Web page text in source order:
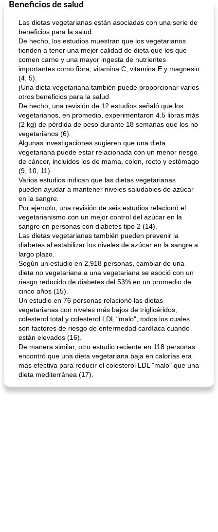
Sopas, Guisos Y Chili
sopa de lentejas negras del chef john
Beneficios de salud
Las dietas vegetarianas están asociadas con una serie de
beneficios para la salud.
De hecho, los estudios muestran que los vegetarianos
tienden a tener una mejor calidad de dieta que los que
comen carne y una mayor ingesta de nutrientes
importantes como fibra, vitamina C, vitamina E y magnesio
(4, 5).
¡Una dieta vegetariana también puede proporcionar varios
otros beneficios para la salud
De hecho, una revisión de 12 estudios señaló que los
vegetarianos, en promedio, experimentaron 4.5 libras más
(2 kg) de pérdida de peso durante 18 semanas que los no
vegetarianos (6).
Algunas investigaciones sugieren que una dieta
vegetariana puede estar relacionada con un menor riesgo
de cáncer, incluidos los de mama, colon, recto y estómago
(9, 10, 11).
Varios estudios indican que las dietas vegetarianas
pueden ayudar a mantener niveles saludables de azúcar
en la sangre.
Por ejemplo, una revisión de seis estudios relacionó el
vegetarianismo con un mejor control del azúcar en la
sangre en personas con diabetes tipo 2 (14).
Las dietas vegetarianas también pueden prevenir la
diabetes al estabilizar los niveles de azúcar en la sangre a
largo plazo.
Según un estudio en 2,918 personas, cambiar de una
dieta no vegetariana a una vegetariana se asoció con un
riesgo reducido de diabetes del 53% en un promedio de
cinco años (15).
Un estudio en 76 personas relacionó las dietas
vegetarianas con niveles más bajos de triglicéridos,
colesterol total y colesterol LDL "malo", todos los cuales
son factores de riesgo de enfermedad cardíaca cuando
están elevados (16).
De manera similar, otro estudio reciente en 118 personas
encontró que una dieta vegetariana baja en calorías era
más efectiva para reducir el colesterol LDL "malo" que una
dieta mediterránea (17).